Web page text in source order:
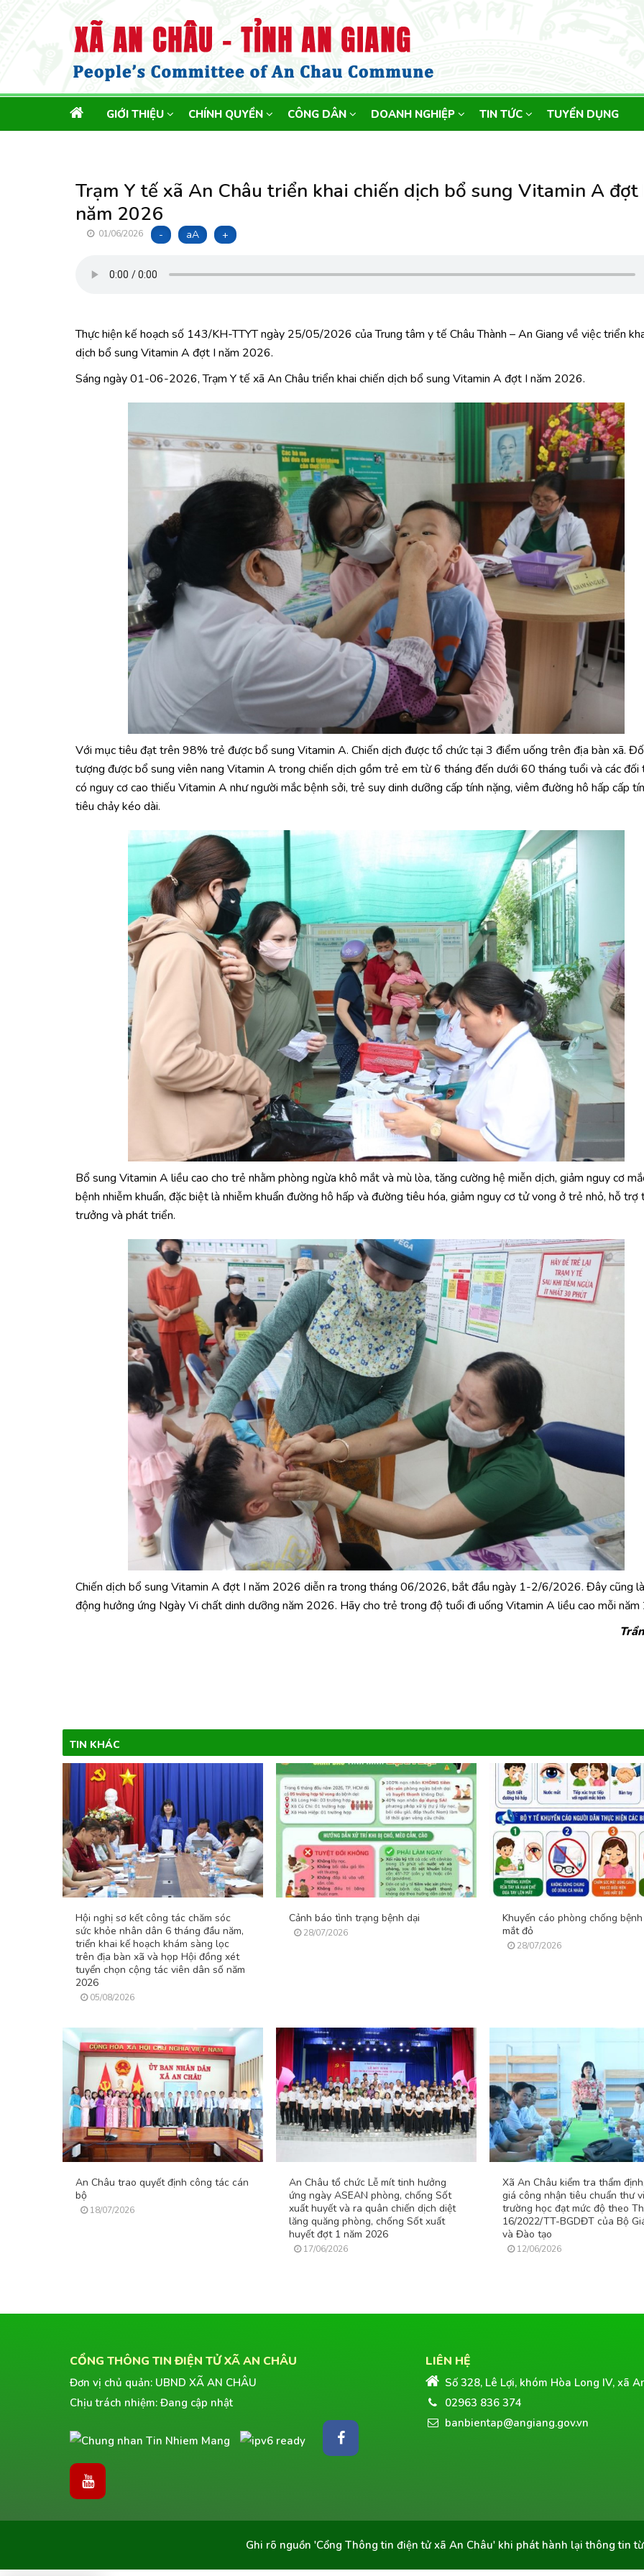
MAIN
NAVIGATIONGIỚI THIỆU CHÍNH QUYỀN CÔNG DÂN DOANH NGHIỆP TIN TỨC TUYỂN DỤNG
Trạm Y tế xã An Châu triển khai chiến dịch bổ sung Vitamin A đợt
năm 2026
01/06/2026 - aA +
Thực hiện kế hoạch số 143/KH-TTYT ngày 25/05/2026 của Trung tâm y tế Châu Thành – An Giang về việc triển
dịch bổ sung Vitamin A đợt I năm 2026.
Sáng ngày 01-06-2026, Trạm Y tế xã An Châu triển khai chiến dịch bổ sung Vitamin A đợt I năm 2026.
Với mục tiêu đạt trên 98% trẻ được bổ sung Vitamin A. Chiến dịch được tổ chức tại 3 điểm uống trên địa bàn xã.
tượng được bổ sung viên nang Vitamin A trong chiến dịch gồm trẻ em từ 6 tháng đến dưới 60 tháng tuổi và các đối
có nguy cơ cao thiếu Vitamin A như người mắc bệnh sởi, trẻ suy dinh dưỡng cấp tính nặng, viêm đường hô hấp cấp
tiêu chảy kéo dài.
Bổ sung Vitamin A liều cao cho trẻ nhằm phòng ngừa khô mắt và mù lòa, tăng cường hệ miễn dịch, giảm nguy cơ
bệnh nhiễm khuẩn, đặc biệt là nhiễm khuẩn đường hô hấp và đường tiêu hóa, giảm nguy cơ tử vong ở trẻ nhỏ, hỗ trợ
trưởng và phát triển.
Chiến dịch bổ sung Vitamin A đợt I năm 2026 diễn ra trong tháng 06/2026, bắt đầu ngày 1-2/6/2026. Đây cũng
động hưởng ứng Ngày Vi chất dinh dưỡng năm 2026. Hãy cho trẻ trong độ tuổi đi uống Vitamin A liều cao mỗi năm
TIN KHÁC
Hội nghị sơ kết công tác chăm sóc
sức khỏe nhân dân 6 tháng đầu năm,
triển khai kế hoạch khám sàng lọc
trên địa bàn xã và họp Hội đồng xét
tuyển chọn cộng tác viên dân số năm
2026
05/08/2026
Cảnh báo tình trạng bệnh dại
28/07/2026
Khuyến cáo phòng chống
mắt đỏ
28/07/2026
An Châu trao quyết định công tác cán
bộ
18/07/2026
An Châu tổ chức Lễ mít tinh hưởng
ứng ngày ASEAN phòng, chống Sốt
xuất huyết và ra quân chiến dịch diệt
lăng quăng phòng, chống Sốt xuất
huyết đợt 1 năm 2026
17/06/2026
Xã An Châu kiểm tra thẩm
giá công nhận tiêu chuẩn thư
trường học đạt mức độ theo
16/2022/TT-BGDĐT của Bộ
và Đào tạo
12/06/2026
CỔNG THÔNG TIN ĐIỆN TỬ XÃ AN CHÂU
Đơn vị chủ quản: UBND XÃ AN CHÂU
Chịu trách nhiệm: Đang cập nhật
LIÊN HỆ
Số 328, Lê Lợi, khóm Hòa Long IV, xã
02963 836 374
banbientap@angiang.gov.vn
Ghi rõ nguồn 'Cổng Thông tin điện tử xã An Châu'khi phát hành lại thông tin từ